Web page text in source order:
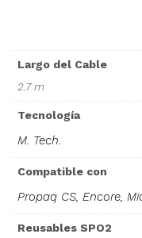
Largo del Cable
2.7 m
Tecnología
M. Tech.
Compatible con
Propaq CS, Encore,
Reusables SPO2